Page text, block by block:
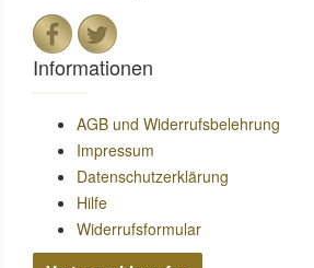
Informationen
AGB und Widerrufsbelehrung
Impressum
Datenschutzerklärung
Hilfe
Widerrufsformular